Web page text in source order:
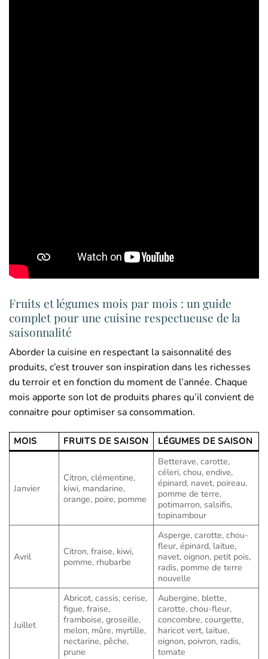
Fruits et légumes mois par mois : un guide
complet pour une cuisine respectueuse de la
saisonnalité
Aborder la cuisine en respectant la saisonnalité des
produits, c’est trouver son inspiration dans les richesses
du terroir et en fonction du moment de l’année. Chaque
mois apporte son lot de produits phares qu’il convient de
connaitre pour optimiser sa consommation.
MOIS FRUITS DE SAISON LÉGUMES DE SAISON
Janvier
Citron, clémentine,
kiwi, mandarine,
orange, poire, pomme
Betterave, carotte,
céleri, chou, endive,
épinard, navet, poireau,
pomme de terre,
potimarron, salsifis,
topinambour
Avril
Citron, fraise, kiwi,
pomme, rhubarbe
Asperge, carotte, chou-
fleur, épinard, laitue,
navet, oignon, petit pois,
radis, pomme de terre
nouvelle
Juillet
Abricot, cassis, cerise,
figue, fraise,
framboise, groseille,
melon, mûre, myrtille,
nectarine, pêche,
prune
Aubergine, blette,
carotte, chou-fleur,
concombre, courgette,
haricot vert, laitue,
oignon, poivron, radis,
tomate